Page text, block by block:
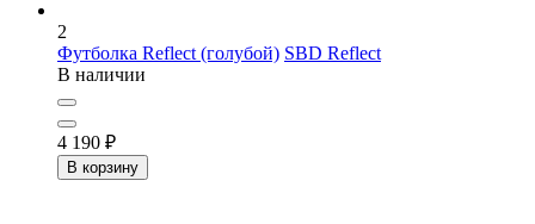
2
Футболка Reflect (голубой) SBD Reflect
В наличии
4 190 ₽
В корзину